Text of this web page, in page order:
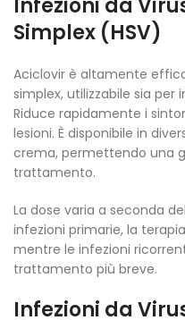
Simplex (HSV)
Aciclovir è altamente
simplex, utilizzabile sia per
Riduce rapidamente i
lesioni. È disponibile in
crema, permettendo una
trattamento.
La dose varia a seconda
infezioni primarie, la
mentre le infezioni
trattamento più breve.
Infezioni da